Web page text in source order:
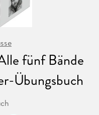
fünf Bände
Übungsbuch